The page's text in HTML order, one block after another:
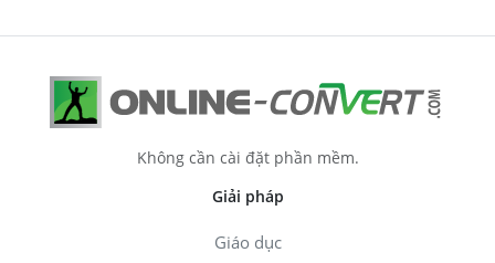
Không cần cài đặt phần mềm.
Giải pháp
Giáo dục